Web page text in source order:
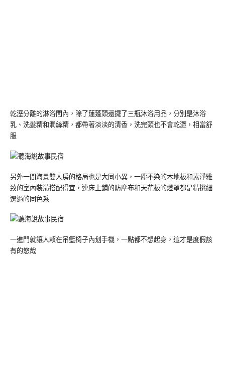
乾溼分離的淋浴間內，除了蓮蓬頭還擺了三瓶沐浴用品，分別是沐浴
乳、洗髮精和潤絲精，都帶著淡淡的清香，洗完頭也不會乾澀，相當舒
服
另外一間海景雙人房的格局也是大同小異，一塵不染的木地板和素淨雅
致的室內裝潢搭配得宜，連床上鋪的防塵布和天花板的燈罩都是精挑細
選過的同色系
一進門就讓人賴在吊籃椅子內划手機，一點都不想起身，這才是度假該
有的悠哉